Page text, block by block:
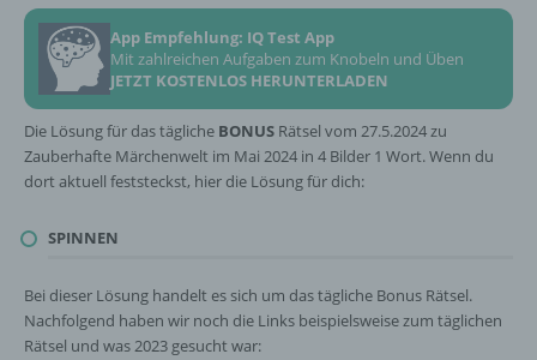
App Empfehlung: IQ Test App
Mit zahlreichen Aufgaben zum Knobeln und Üben
JETZT KOSTENLOS HERUNTERLADEN
Die Lösung für das tägliche BONUS Rätsel vom 27.5.2024 zu
Zauberhafte Märchenwelt im Mai 2024 in 4 Bilder 1 Wort. Wenn du
dort aktuell feststeckst, hier die Lösung für dich:
SPINNEN
Bei dieser Lösung handelt es sich um das tägliche Bonus Rätsel.
Nachfolgend haben wir noch die Links beispielsweise zum täglichen
Rätsel und was 2023 gesucht war: